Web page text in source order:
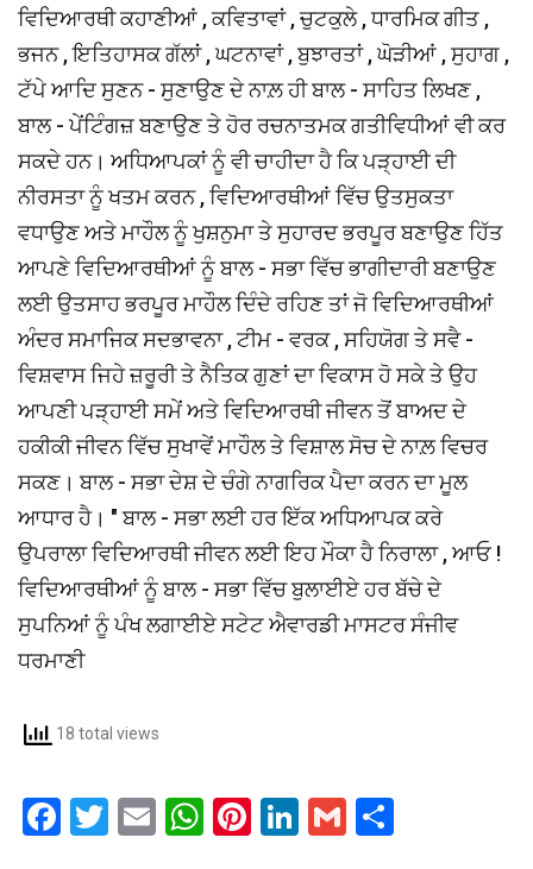
ਵਿਦਿਆਰਥੀ ਕਹਾਣੀਆਂ , ਕਵਿਤਾਵਾਂ , ਚੁਟਕੁਲੇ , ਧਾਰਮਿਕ ਗੀਤ ,
ਭਜਨ , ਇਤਿਹਾਸਕ ਗੱਲਾਂ , ਘਟਨਾਵਾਂ , ਬੁਝਾਰਤਾਂ , ਘੋੜੀਆਂ , ਸੁਹਾਗ ,
ਟੱਪੇ ਆਦਿ ਸੁਣਨ - ਸੁਣਾਉਣ ਦੇ ਨਾਲ਼ ਹੀ ਬਾਲ - ਸਾਹਿਤ ਲਿਖਣ ,
ਬਾਲ - ਪੇਂਟਿੰਗਜ਼ ਬਣਾਉਣ ਤੇ ਹੋਰ ਰਚਨਾਤਮਕ ਗਤੀਵਿਧੀਆਂ ਵੀ ਕਰ
ਸਕਦੇ ਹਨ। ਅਧਿਆਪਕਾਂ ਨੂੰ ਵੀ ਚਾਹੀਦਾ ਹੈ ਕਿ ਪੜ੍ਹਾਈ ਦੀ
ਨੀਰਸਤਾ ਨੂੰ ਖਤਮ ਕਰਨ , ਵਿਦਿਆਰਥੀਆਂ ਵਿੱਚ ਉਤਸੁਕਤਾ
ਵਧਾਉਣ ਅਤੇ ਮਾਹੌਲ ਨੂੰ ਖੁਸ਼ਨੁਮਾ ਤੇ ਸੁਹਾਰਦ ਭਰਪੂਰ ਬਣਾਉਣ ਹਿੱਤ
ਆਪਣੇ ਵਿਦਿਆਰਥੀਆਂ ਨੂੰ ਬਾਲ - ਸਭਾ ਵਿੱਚ ਭਾਗੀਦਾਰੀ ਬਣਾਉਣ
ਲਈ ਉਤਸਾਹ ਭਰਪੂਰ ਮਾਹੌਲ ਦਿੰਦੇ ਰਹਿਣ ਤਾਂ ਜੋ ਵਿਦਿਆਰਥੀਆਂ
ਅੰਦਰ ਸਮਾਜਿਕ ਸਦਭਾਵਨਾ , ਟੀਮ - ਵਰਕ , ਸਹਿਯੋਗ ਤੇ ਸਵੈ -
ਵਿਸ਼ਵਾਸ ਜਿਹੇ ਜ਼ਰੂਰੀ ਤੇ ਨੈਤਿਕ ਗੁਣਾਂ ਦਾ ਵਿਕਾਸ ਹੋ ਸਕੇ ਤੇ ਉਹ
ਆਪਣੀ ਪੜ੍ਹਾਈ ਸਮੇਂ ਅਤੇ ਵਿਦਿਆਰਥੀ ਜੀਵਨ ਤੋਂ ਬਾਅਦ ਦੇ
ਹਕੀਕੀ ਜੀਵਨ ਵਿੱਚ ਸੁਖਾਵੇਂ ਮਾਹੌਲ ਤੇ ਵਿਸ਼ਾਲ ਸੋਚ ਦੇ ਨਾਲ਼ ਵਿਚਰ
ਸਕਣ। ਬਾਲ - ਸਭਾ ਦੇਸ਼ ਦੇ ਚੰਗੇ ਨਾਗਰਿਕ ਪੈਦਾ ਕਰਨ ਦਾ ਮੂਲ
ਆਧਾਰ ਹੈ। " ਬਾਲ - ਸਭਾ ਲਈ ਹਰ ਇੱਕ ਅਧਿਆਪਕ ਕਰੇ
ਉਪਰਾਲਾ ਵਿਦਿਆਰਥੀ ਜੀਵਨ ਲਈ ਇਹ ਮੌਕਾ ਹੈ ਨਿਰਾਲਾ , ਆਓ !
ਵਿਦਿਆਰਥੀਆਂ ਨੂੰ ਬਾਲ - ਸਭਾ ਵਿੱਚ ਬੁਲਾਈਏ ਹਰ ਬੱਚੇ ਦੇ
ਸੁਪਨਿਆਂ ਨੂੰ ਪੰਖ ਲਗਾਈਏ ਸਟੇਟ ਐਵਾਰਡੀ ਮਾਸਟਰ ਸੰਜੀਵ
ਧਰਮਾਣੀ
18 total views
F
T
E
W
Pi
Li
G